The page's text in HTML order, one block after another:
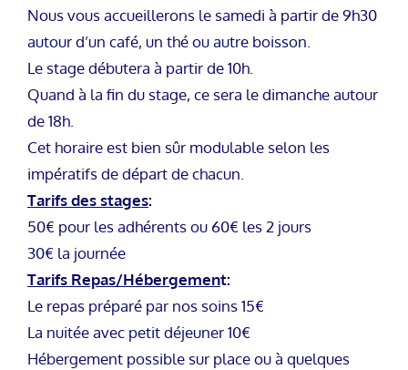
Nous vous accueillerons le samedi à partir de 9h30
autour d’un café, un thé ou autre boisson.
Le stage débutera à partir de 10h.
Quand à la fin du stage, ce sera le dimanche autour
de 18h.
Cet horaire est bien sûr modulable selon les
impératifs de départ de chacun.
Tarifs des stages:
50€ pour les adhérents ou 60€ les 2 jours
30€ la journée
Tarifs Repas/Hébergement:
Le repas préparé par nos soins 15€
La nuitée avec petit déjeuner 10€
Hébergement possible sur place ou à quelques